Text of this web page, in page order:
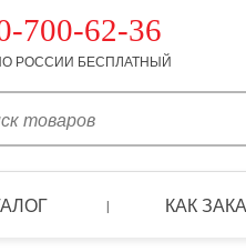
700-62-36
РОССИИ БЕСПЛАТНЫЙ
| КАК